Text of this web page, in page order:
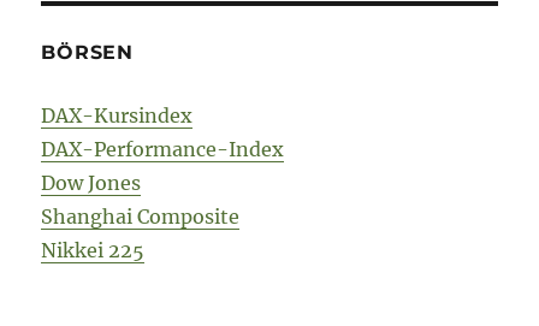
BÖRSEN
DAX-Kursindex
DAX-Performance-Index
Dow Jones
Shanghai Composite
Nikkei 225